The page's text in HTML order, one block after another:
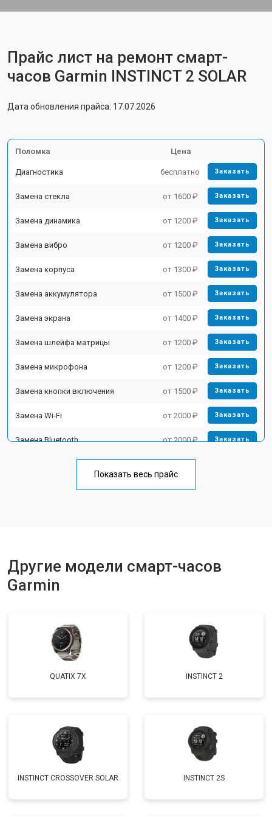
Прайс лист на ремонт смарт-
часов Garmin INSTINCT 2 SOLAR
Дата обновления прайса: 17.07.2026
Поломка Цена
Диагностика бесплатно Заказать
Замена стекла от 1600 ₽ Заказать
Замена динамика от 1200 ₽ Заказать
Замена вибро от 1200 ₽ Заказать
Замена корпуса от 1300 ₽ Заказать
Замена аккумулятора от 1500 ₽ Заказать
Замена экрана от 1400 ₽ Заказать
Замена шлейфа матрицы от 1200 ₽ Заказать
Замена микрофона от 1200 ₽ Заказать
Замена кнопки включения от 1500 ₽ Заказать
Замена Wi-Fi от 2000 ₽ Заказать
Замена Bluetooth от 2000 ₽ Заказать
Показать весь прайс
Другие модели смарт-часов
Garmin
QUATIX 7X INSTINCT 2
INSTINCT CROSSOVER SOLAR INSTINCT 2S